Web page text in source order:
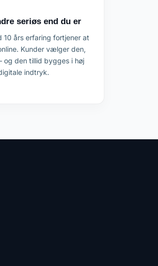
seriøs end du er
10 års erfaring fortjener at
Kunder vælger den,
og den tillid bygges i høj
indtryk.